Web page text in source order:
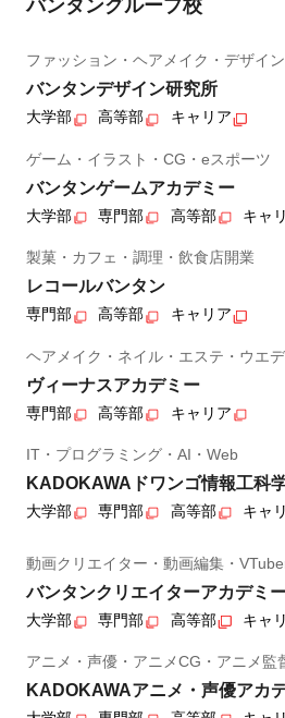
バンタングループ校
ファッション・ヘアメイク・デザイ
バンタンデザイン研究所
大学部 高等部 キャリア
ゲーム・イラスト・CG・eスポーツ
バンタンゲームアカデミー
大学部 専門部 高等部 キャ
製菓・カフェ・調理・飲食店開業
レコールバンタン
専門部 高等部 キャリア
ヘアメイク・ネイル・エステ・ウエ
ヴィーナスアカデミー
専門部 高等部 キャリア
IT・プログラミング・AI・Web
KADOKAWAドワンゴ情報工科
大学部 専門部 高等部 キャ
動画クリエイター・動画編集・
バンタンクリエイターアカデミ
大学部 専門部 高等部 キャ
アニメ・声優・アニメCG・アニメ監
KADOKAWAアニメ・声優アカ